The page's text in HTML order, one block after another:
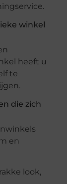
winkel
heeft u
te
die zich
en
look,